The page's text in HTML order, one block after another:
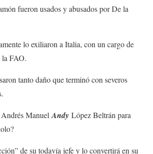
fueron usados y abusados por De la
lo exiliaron a Italia, con un cargo de
la FAO.
tanto daño que terminó con severos
Manuel Andy López Beltrán para
de su todavía jefe y lo convertirá en su